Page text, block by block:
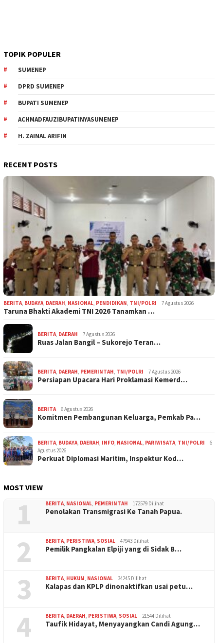
TOPIK POPULER
SUMENEP
DPRD SUMENEP
BUPATI SUMENEP
ACHMADFAUZIBUPATINYASUMENEP
H. ZAINAL ARIFIN
RECENT POSTS
BERITA BUDAYA DAERAH NASIONAL PENDIDIKAN TNI/POLRI 7 Agustus 2026
Taruna Bhakti Akademi TNI 2026 Tanamkan …
BERITA DAERAH 7 Agustus 2026
Ruas Jalan Bangil – Sukorejo Teran…
BERITA DAERAH PEMERINTAH TNI/POLRI 7 Agustus 2026
Persiapan Upacara Hari Proklamasi Kemerd…
BERITA 6 Agustus 2026
Komitmen Pembangunan Keluarga, Pemkab Pa…
BERITA BUDAYA DAERAH INFO NASIONAL PARIWISATA TNI/POLRI
6
Agustus 2026
Perkuat Diplomasi Maritim, Inspektur Kod…
MOST VIEW
1 BERITA NASIONAL PEMERINTAH 172579 Dilihat
Penolakan Transmigrasi Ke Tanah Papua.
2 BERITA PERISTIWA SOSIAL 47943 Dilihat
Pemilik Pangkalan Elpiji yang di Sidak B…
3 BERITA HUKUM NASIONAL 34245 Dilihat
Kalapas dan KPLP dinonaktifkan usai petu…
4 BERITA DAERAH PERISTIWA SOSIAL 21544 Dilihat
Taufik Hidayat, Menyayangkan Candi Agung…